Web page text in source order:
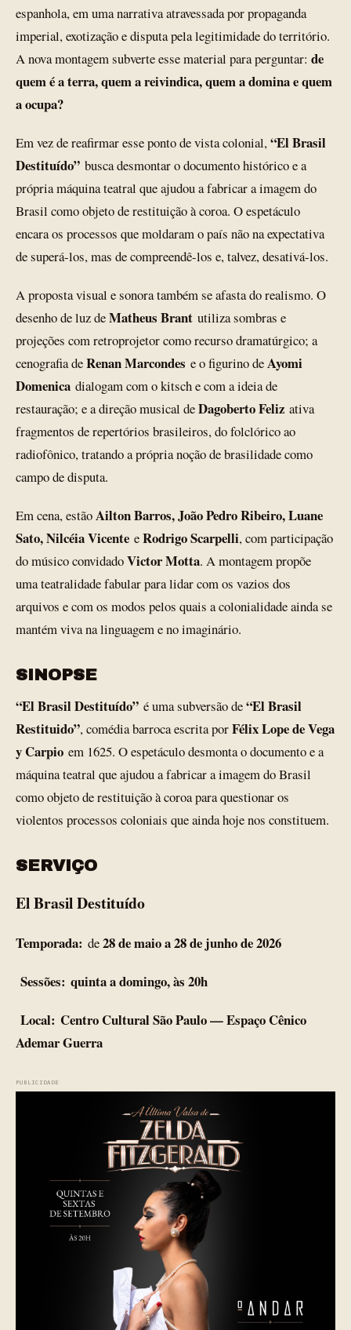
espanhola, em uma narrativa atravessada por propaganda
imperial, exotização e disputa pela legitimidade do território.
A nova montagem subverte esse material para perguntar: de
quem é a terra, quem a reivindica, quem a domina e quem
a ocupa?
Em vez de reafirmar esse ponto de vista colonial,“El Brasil
Destituído” busca desmontar o documento histórico e a
própria máquina teatral que ajudou a fabricar a imagem do
Brasil como objeto de restituição à coroa. O espetáculo
encara os processos que moldaram o país não na expectativa
de superá-los, mas de compreendê-los e, talvez, desativá-los.
A proposta visual e sonora também se afasta do realismo. O
desenho de luz deMatheus Brant utiliza sombras e
projeções com retroprojetor como recurso dramatúrgico; a
cenografia deRenan Marcondes e o figurino deAyomi
Domenica dialogam com o kitsch e com a ideia de
restauração; e a direção musical deDagoberto Feliz ativa
fragmentos de repertórios brasileiros, do folclórico ao
radiofônico, tratando a própria noção de brasilidade como
campo de disputa.
Em cena, estãoAilton Barros, João Pedro Ribeiro, Luane
Sato, Nilcéia Vicente eRodrigo Scarpelli, com participação
do músico convidadoVictor Motta. A montagem propõe
uma teatralidade fabular para lidar com os vazios dos
arquivos e com os modos pelos quais a colonialidade ainda se
mantém viva na linguagem e no imaginário.
SINOPSE
“El Brasil Destituído” é uma subversão de“El Brasil
Restituido”, comédia barroca escrita porFélix Lope de Vega
y Carpio em 1625. O espetáculo desmonta o documento e a
máquina teatral que ajudou a fabricar a imagem do Brasil
como objeto de restituição à coroa para questionar os
violentos processos coloniais que ainda hoje nos constituem.
SERVIÇO
El Brasil Destituído
Temporada: de28 de maio a 28 de junho de 2026
Sessões: quinta a domingo, às 20h
Local: Centro Cultural São Paulo — Espaço Cênico
Ademar Guerra
PUBLICIDADE